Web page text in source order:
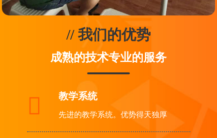
// 我们的优势
成熟的技术专业的服务
 教学系统
先进的教学系统。优势得天独厚